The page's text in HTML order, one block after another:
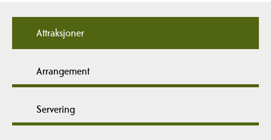
Attraksjoner
Arrangement
Servering